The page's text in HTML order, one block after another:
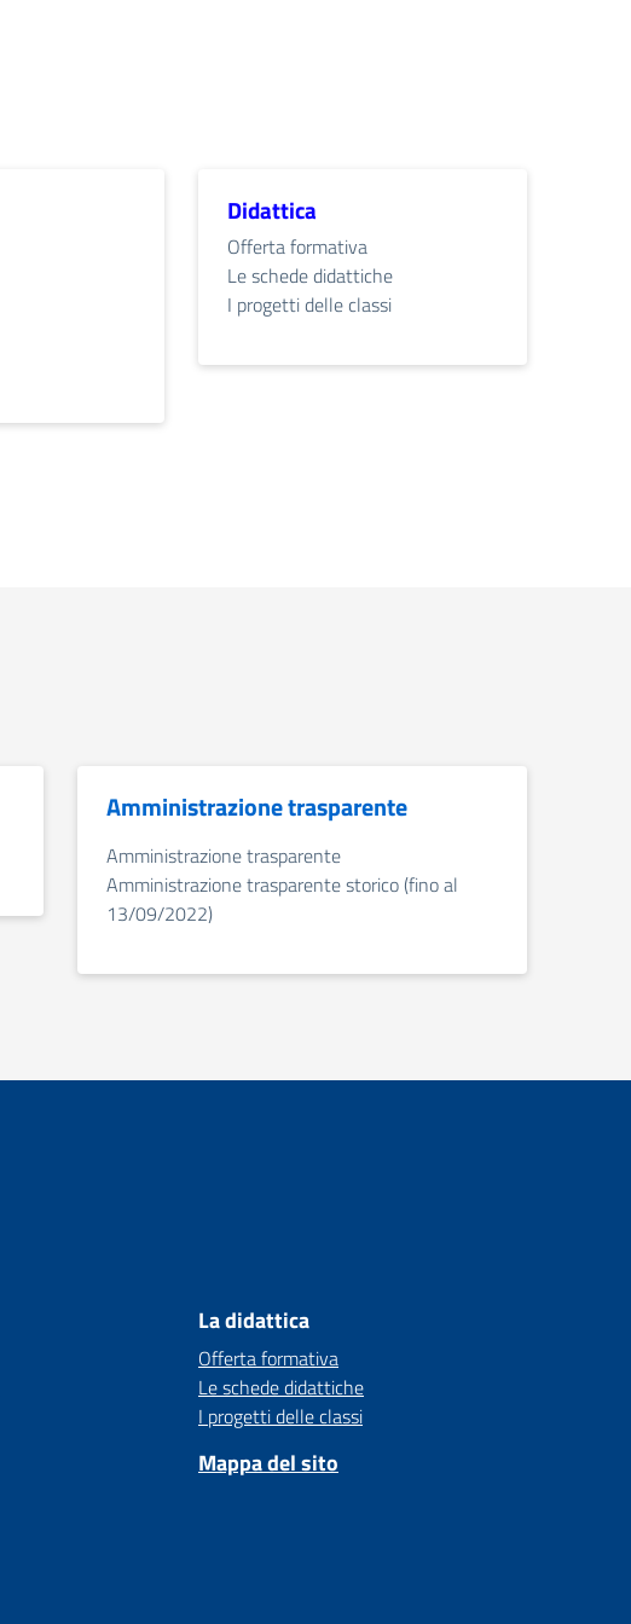
Didattica
Offerta formativa
Le schede didattiche
I progetti delle classi
Amministrazione trasparente
Amministrazione trasparente
Amministrazione trasparente storico (fino al
13/09/2022)
La didattica
Offerta formativa
Le schede didattiche
I progetti delle classi
Mappa del sito